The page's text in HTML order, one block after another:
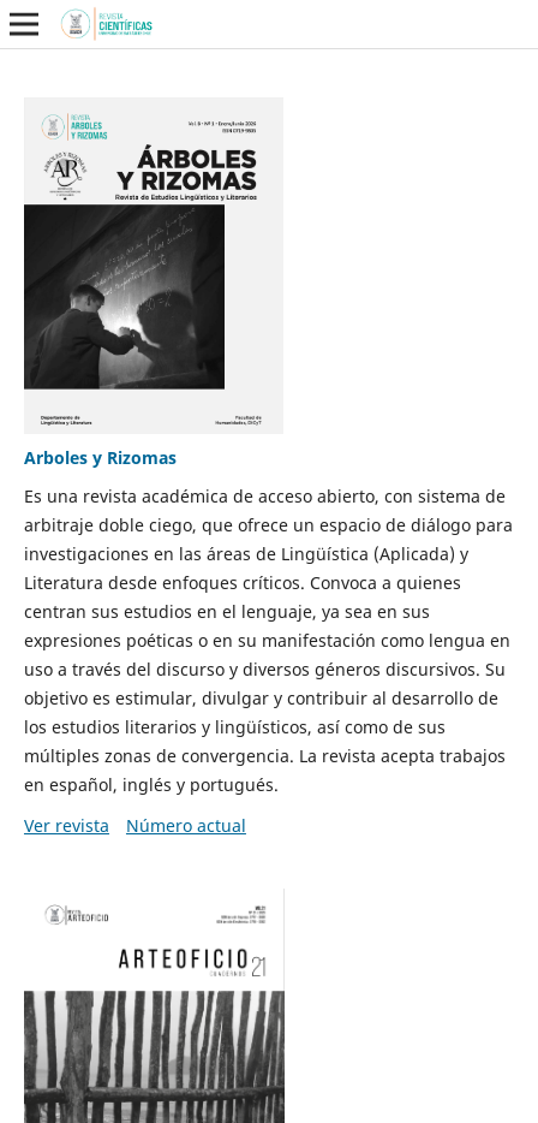
Arboles y Rizomas
Es una revista académica de acceso abierto, con sistema de
arbitraje doble ciego, que ofrece un espacio de diálogo para
investigaciones en las áreas de Lingüística (Aplicada) y
Literatura desde enfoques críticos. Convoca a quienes
centran sus estudios en el lenguaje, ya sea en sus
expresiones poéticas o en su manifestación como lengua en
uso a través del discurso y diversos géneros discursivos. Su
objetivo es estimular, divulgar y contribuir al desarrollo de
los estudios literarios y lingüísticos, así como de sus
múltiples zonas de convergencia. La revista acepta trabajos
en español, inglés y portugués.
Ver revista
Número actual